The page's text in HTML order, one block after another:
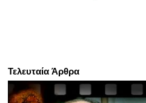
Τελευταία Άρθρα